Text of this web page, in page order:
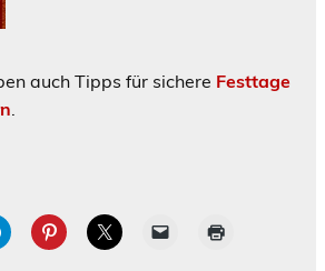
auch Tipps für sichere Festtage
.